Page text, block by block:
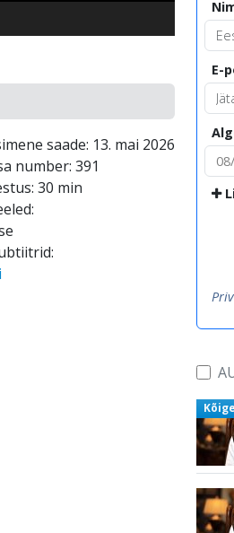
saade: 13. mai 2026
number: 391
30 min
E-